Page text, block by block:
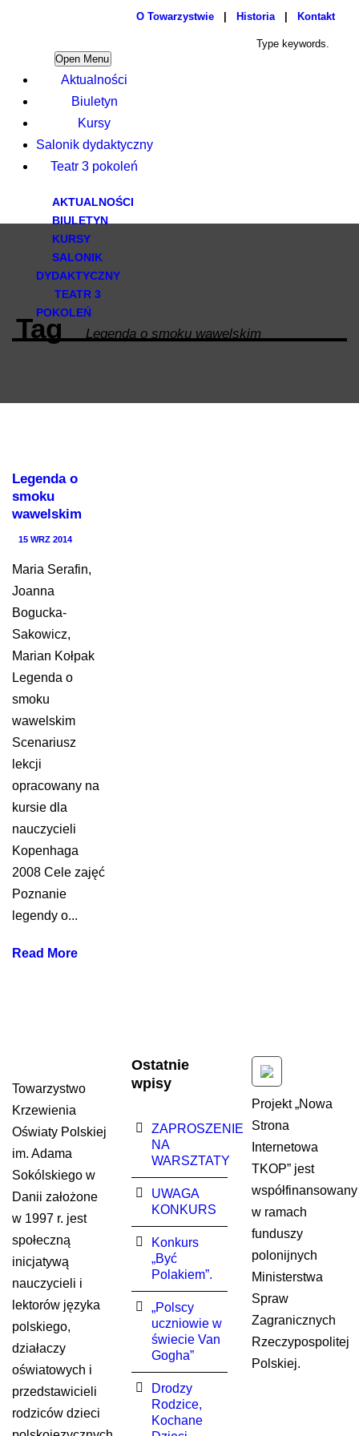
O Towarzystwie Historia Kontakt
Open Menu
Aktualności
Biuletyn
Kursy
Salonik dydaktyczny
Teatr 3 pokoleń
AKTUALNOŚCI
BIULETYN
KURSY
SALONIK
DYDAKTYCZNY
TEATR 3
POKOLEŃ
Tag Legenda o smoku wawelskim
Legenda o
smoku
wawelskim
15 WRZ 2014
Maria Serafin,
Joanna
Bogucka-
Sakowicz,
Marian Kołpak
Legenda o
smoku
wawelskim
Scenariusz
lekcji
opracowany na
kursie dla
nauczycieli
Kopenhaga
2008 Cele zajęć
Poznanie
legendy o...
Read More
Towarzystwo
Krzewienia
Oświaty Polskiej
im. Adama
Sokólskiego w
Danii założone
w 1997 r. jest
społeczną
inicjatywą
nauczycieli i
lektorów języka
polskiego,
działaczy
oświatowych i
przedstawicieli
rodziców dzieci
Ostatnie
wpisy
ZAPROSZENIE
NA
WARSZTATY
UWAGA
KONKURS
Konkurs
„Być
Polakiem”.
„Polscy
uczniowie w
świecie Van
Gogha”
Drodzy
Rodzice,
Kochane
Projekt „Nowa
Strona
Internetowa
TKOP” jest
współfinansowany
w ramach
funduszy
polonijnych
Ministerstwa
Spraw
Zagranicznych
Rzeczypospolitej
Polskiej.